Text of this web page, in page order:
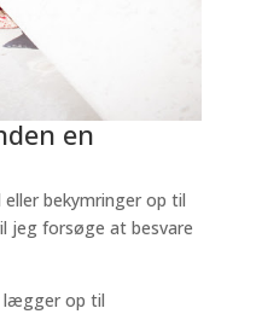
en
bekymringer op til
jeg forsøge at besvare
lægger op til